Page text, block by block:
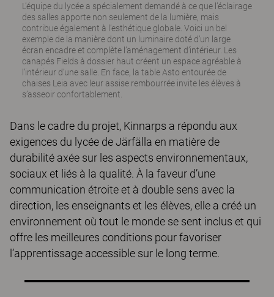
L’équipe du lycée a spécialement demandé à ce que l’éclairage
des salles apporte non seulement de la lumière, mais
contribue également à l’esthétique globale. Voici un bel
exemple de la manière dont un luminaire doté d’un large
écran encadre et complète l’aménagement d’intérieur. Les
canapés Fields à dossier haut créent un espace agréable à
l’intérieur d’une salle. En face, la table Asto entourée de
chaises Leia avec leur assise rembourrée invite les élèves à
s’asseoir confortablement.
Dans le cadre du projet, Kinnarps a répondu aux
exigences du lycée de Järfälla en matière de
durabilité axée sur les aspects environnementaux,
sociaux et liés à la qualité. À la faveur d’une
communication étroite et à double sens avec la
direction, les enseignants et les élèves, elle a créé un
environnement où tout le monde se sent inclus et qui
offre les meilleures conditions pour favoriser
l’apprentissage accessible sur le long terme.